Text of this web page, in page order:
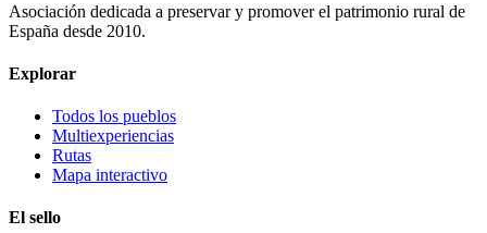
Asociación dedicada a preservar y promover el patrimonio rural de
España desde 2010.
Explorar
Todos los pueblos
Multiexperiencias
Rutas
Mapa interactivo
El sello